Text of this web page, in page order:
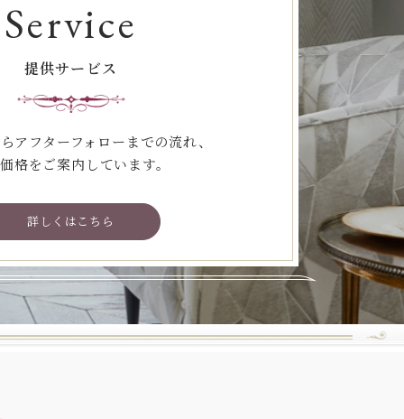
Service
提供サービス
アフターフォローまでの流れ、
格をご案内しています。
詳しくはこちら